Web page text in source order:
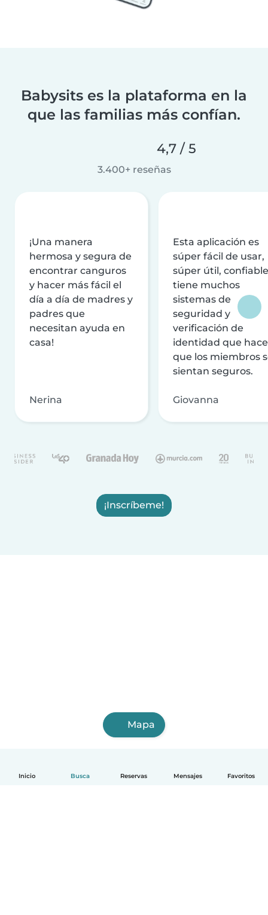
Inicio Busca Reservas Mensajes Favoritos
Babysits es la plataforma en la
que las familias más confían.
4,7 / 5
3.400+ reseñas
¡Una manera
hermosa y segura de
encontrar canguros
y hacer más fácil el
día a día de madres y
padres que
necesitan ayuda en
casa!
Nerina
Esta aplicación es
súper fácil de usar,
súper útil,
tiene muchos
sistemas de
seguridad y
verificación de
identidad que
que los miembros
sientan seguros.
Giovanna
¡Inscríbeme!
Mapa